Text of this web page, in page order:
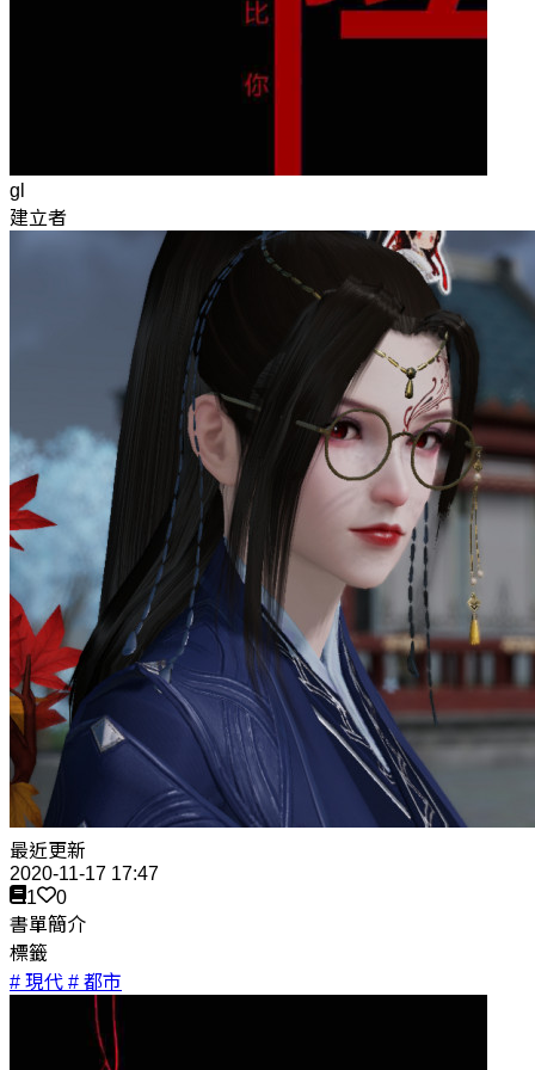
gl
建立者
最近更新
2020-11-17 17:47
1
0
書單簡介
標籤
# 現代 # 都市